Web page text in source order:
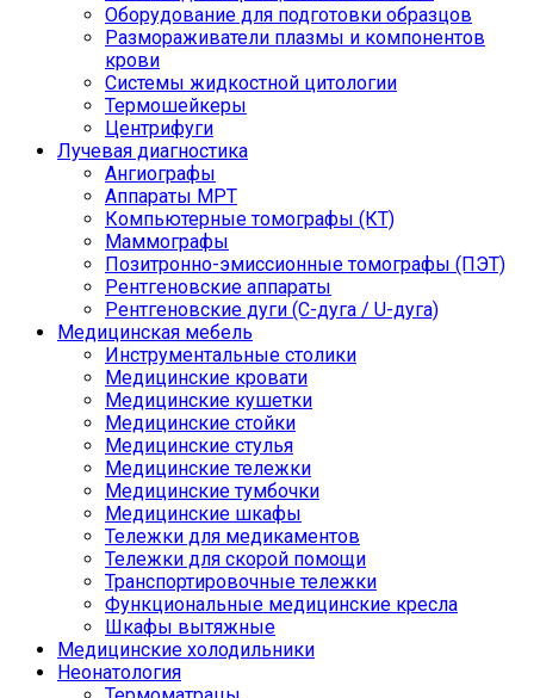
Оборудование для подготовки образцов
Размораживатели плазмы и компонентов
крови
Системы жидкостной цитологии
Термошейкеры
Центрифуги
Лучевая диагностика
Ангиографы
Аппараты МРТ
Компьютерные томографы (КТ)
Маммографы
Позитронно-эмиссионные томографы (ПЭТ)
Рентгеновские аппараты
Рентгеновские дуги (С-дуга / U-дуга)
Медицинская мебель
Инструментальные столики
Медицинские кровати
Медицинские кушетки
Медицинские стойки
Медицинские стулья
Медицинские тележки
Медицинские тумбочки
Медицинские шкафы
Тележки для медикаментов
Тележки для скорой помощи
Транспортировочные тележки
Функциональные медицинские кресла
Шкафы вытяжные
Медицинские холодильники
Неонатология